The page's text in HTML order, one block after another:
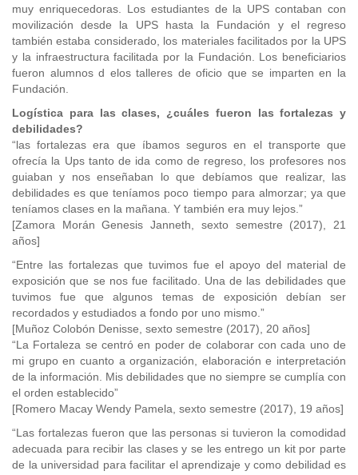
muy enriquecedoras. Los estudiantes de la UPS contaban con
movilización desde la UPS hasta la Fundación y el regreso
también estaba considerado, los materiales facilitados por la UPS
y la infraestructura facilitada por la Fundación. Los beneficiarios
fueron alumnos d elos talleres de oficio que se imparten en la
Fundación.
Logística para las clases, ¿cuáles fueron las fortalezas y
debilidades?
“las fortalezas era que íbamos seguros en el transporte que
ofrecía la Ups tanto de ida como de regreso, los profesores nos
guiaban y nos enseñaban lo que debíamos que realizar, las
debilidades es que teníamos poco tiempo para almorzar; ya que
teníamos clases en la mañana. Y también era muy lejos.”
[Zamora Morán Genesis Janneth, sexto semestre (2017), 21
años]
“Entre las fortalezas que tuvimos fue el apoyo del material de
exposición que se nos fue facilitado. Una de las debilidades que
tuvimos fue que algunos temas de exposición debían ser
recordados y estudiados a fondo por uno mismo.”
[Muñoz Colobón Denisse, sexto semestre (2017), 20 años]
“La Fortaleza se centró en poder de colaborar con cada uno de
mi grupo en cuanto a organización, elaboración e interpretación
de la información. Mis debilidades que no siempre se cumplía con
el orden establecido”
[Romero Macay Wendy Pamela, sexto semestre (2017), 19 años]
“Las fortalezas fueron que las personas si tuvieron la comodidad
adecuada para recibir las clases y se les entrego un kit por parte
de la universidad para facilitar el aprendizaje y como debilidad es